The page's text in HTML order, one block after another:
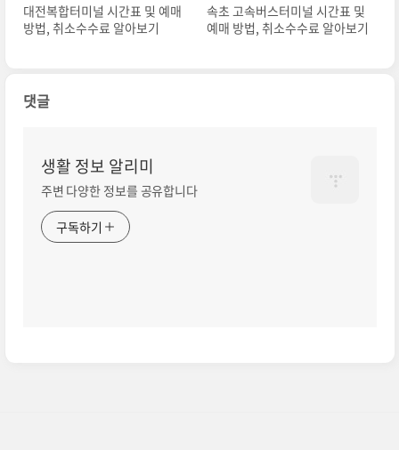
대전복합터미널 시간표 및 예매
방법, 취소수수료 알아보기
속초 고속버스터미널 시간표 및
예매 방법, 취소수수료 알아보기
댓글
생활 정보 알리미
주변 다양한 정보를 공유합니다
구독하기